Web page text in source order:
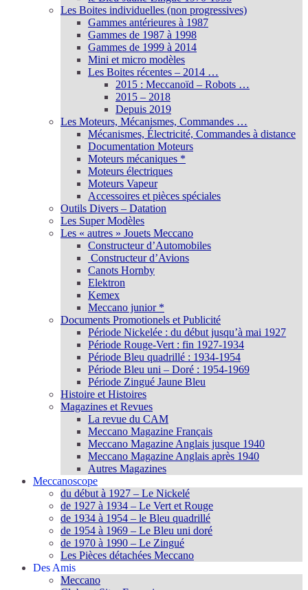
Les Boites individuelles (non progressives)
Gammes antérieures à 1987
Gammes de 1987 à 1998
Gammes de 1999 à 2014
Mini et micro modèles
Les Boites récentes – 2014 …
2015 : Meccanoïd – Robots …
2015 – 2018
Depuis 2019
Les Moteurs, Mécanismes, Commandes …
Mécanismes, Électricité, Commandes à distance
Documentation Moteurs
Moteurs mécaniques *
Moteurs électriques
Moteurs Vapeur
Accessoires et pièces spéciales
Outils Divers – Datation
Les Super Modèles
Les « autres » Jouets Meccano
Constructeur d’Automobiles
Constructeur d’Avions
Canots Hornby
Elektron
Kemex
Meccano junior *
Documents Promotionels et Publicité
Période Nickelée : du début jusqu’à mai 1927
Période Rouge-Vert : fin 1927-1934
Période Bleu quadrillé : 1934-1954
Période Bleu uni – Doré : 1954-1969
Période Zingué Jaune Bleu
Histoire et Histoires
Magazines et Revues
La revue du CAM
Meccano Magazine Français
Meccano Magazine Anglais jusque 1940
Meccano Magazine Anglais après 1940
Autres Magazines
Meccanoscope
du début à 1927 – Le Nickelé
de 1927 à 1934 – Le Vert et Rouge
de 1934 à 1954 – le Bleu quadrillé
de 1954 à 1969 – Le Bleu uni doré
de 1970 à 1990 – Le Zingué
Les Pièces détachées Meccano
Des Amis
Meccano